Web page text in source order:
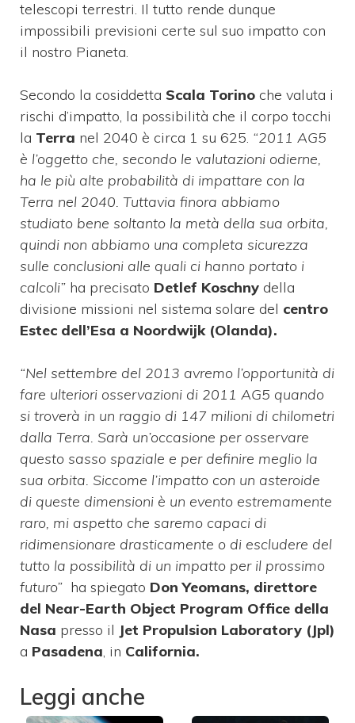
telescopi terrestri. Il tutto rende dunque
impossibili previsioni certe sul suo impatto con
il nostro Pianeta.
Secondo la cosiddetta Scala Torino che valuta i
rischi d’impatto, la possibilità che il corpo tocchi
la Terra nel 2040 è circa 1 su 625. “2011 AG5
è l’oggetto che, secondo le valutazioni odierne,
ha le più alte probabilità di impattare con la
Terra nel 2040. Tuttavia finora abbiamo
studiato bene soltanto la metà della sua orbita,
quindi non abbiamo una completa sicurezza
sulle conclusioni alle quali ci hanno portato i
calcoli” ha precisato Detlef Koschny della
divisione missioni nel sistema solare del centro
Estec dell’Esa a Noordwijk (Olanda).
“Nel settembre del 2013 avremo l’opportunità di
fare ulteriori osservazioni di 2011 AG5 quando
si troverà in un raggio di 147 milioni di chilometri
dalla Terra. Sarà un’occasione per osservare
questo sasso spaziale e per definire meglio la
sua orbita. Siccome l’impatto con un asteroide
di queste dimensioni è un evento estremamente
raro, mi aspetto che saremo capaci di
ridimensionare drasticamente o di escludere del
tutto la possibilità di un impatto per il prossimo
futuro” ha spiegato Don Yeomans, direttore
del Near-Earth Object Program Office della
Nasa presso il Jet Propulsion Laboratory (Jpl)
a Pasadena, in California.
Leggi anche